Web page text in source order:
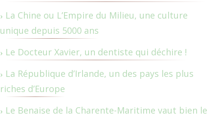
La Chine ou L’Empire du Milieu, une culture
unique depuis 5000 ans
Le Docteur Xavier, un dentiste qui déchire !
La République d’Irlande, un des pays les plus
riches d’Europe
Le Benaise de la Charente-Maritime vaut bien le